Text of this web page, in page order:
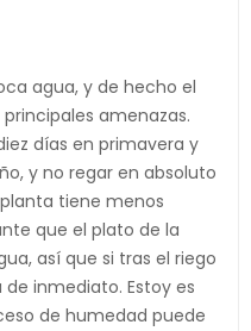
agua, y de hecho el
amenazas.
días en primavera y
y no regar en absoluto
tiene menos
que el plato de la
así que si tras el riego
inmediato. Estoy es
de humedad puede